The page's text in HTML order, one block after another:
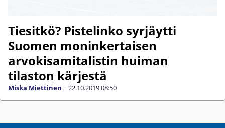
Tiesitkö? Pistelinko syrjäytti
Suomen moninkertaisen
arvokisamitalistin huiman
tilaston kärjestä
Miska Miettinen | 22.10.201908:50